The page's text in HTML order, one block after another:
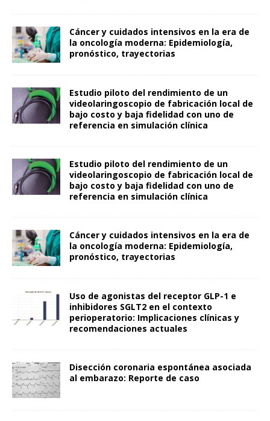
Cáncer y cuidados intensivos en la era de
la oncología moderna: Epidemiología,
pronóstico, trayectorias
Estudio piloto del rendimiento de un
videolaringoscopio de fabricación local de
bajo costo y baja fidelidad con uno de
referencia en simulación clínica
Estudio piloto del rendimiento de un
videolaringoscopio de fabricación local de
bajo costo y baja fidelidad con uno de
referencia en simulación clínica
Cáncer y cuidados intensivos en la era de
la oncología moderna: Epidemiología,
pronóstico, trayectorias
Uso de agonistas del receptor GLP-1 e
inhibidores SGLT2 en el contexto
perioperatorio: Implicaciones clínicas y
recomendaciones actuales
Disección coronaria espontánea asociada
al embarazo: Reporte de caso